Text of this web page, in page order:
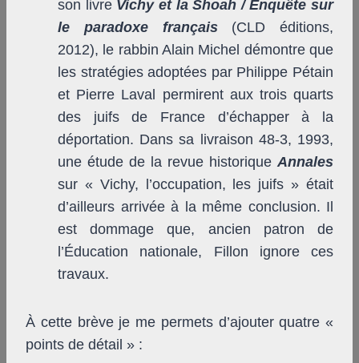
son livre Vichy et la Shoah / Enquête sur
le paradoxe français(CLD éditions,
2012), le rabbin Alain Michel démontre que
les stratégies adoptées par Philippe Pétain
et Pierre Laval permirent aux trois quarts
des juifs de France d’échapper à la
déportation. Dans sa livraison 48-3, 1993,
une étude de la revue historiqueAnnales
sur « Vichy, l’occupation, les juifs » était
d’ailleurs arrivée à la même conclusion. Il
est dommage que, ancien patron de
l’Éducation nationale, Fillon ignore ces
travaux.
À cette brève je me permets d’ajouter quatre «
points de détail » :